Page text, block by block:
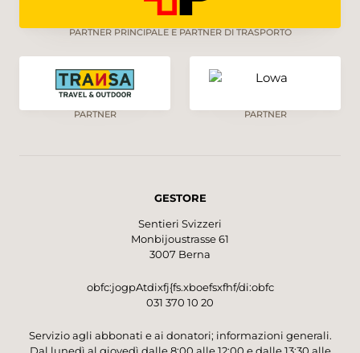
PARTNER PRINCIPALE E PARTNER DI TRASPORTO
PARTNER PARTNER
GESTORE
Sentieri Svizzeri
Monbijoustrasse 61
3007 Berna
obfc:jogpAtdixfj{fs.xboefsxfhf/di:obfc
031 370 10 20
Servizio agli abbonati e ai donatori; informazioni generali.